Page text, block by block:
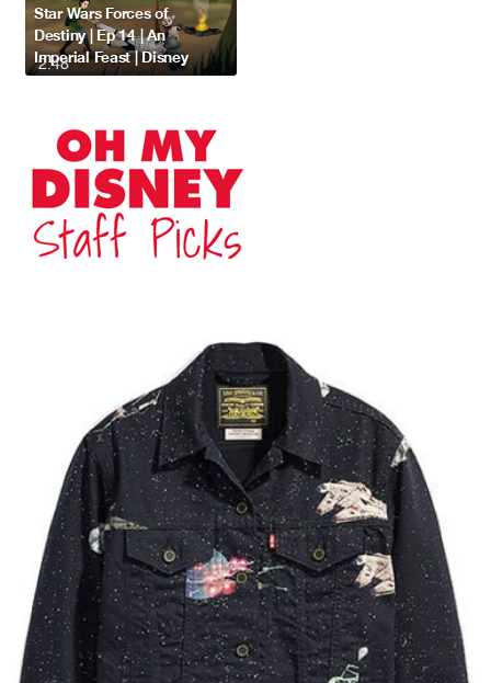
2:48
Star Wars Forces of
Destiny | Ep 14 | An
Imperial Feast | Disney